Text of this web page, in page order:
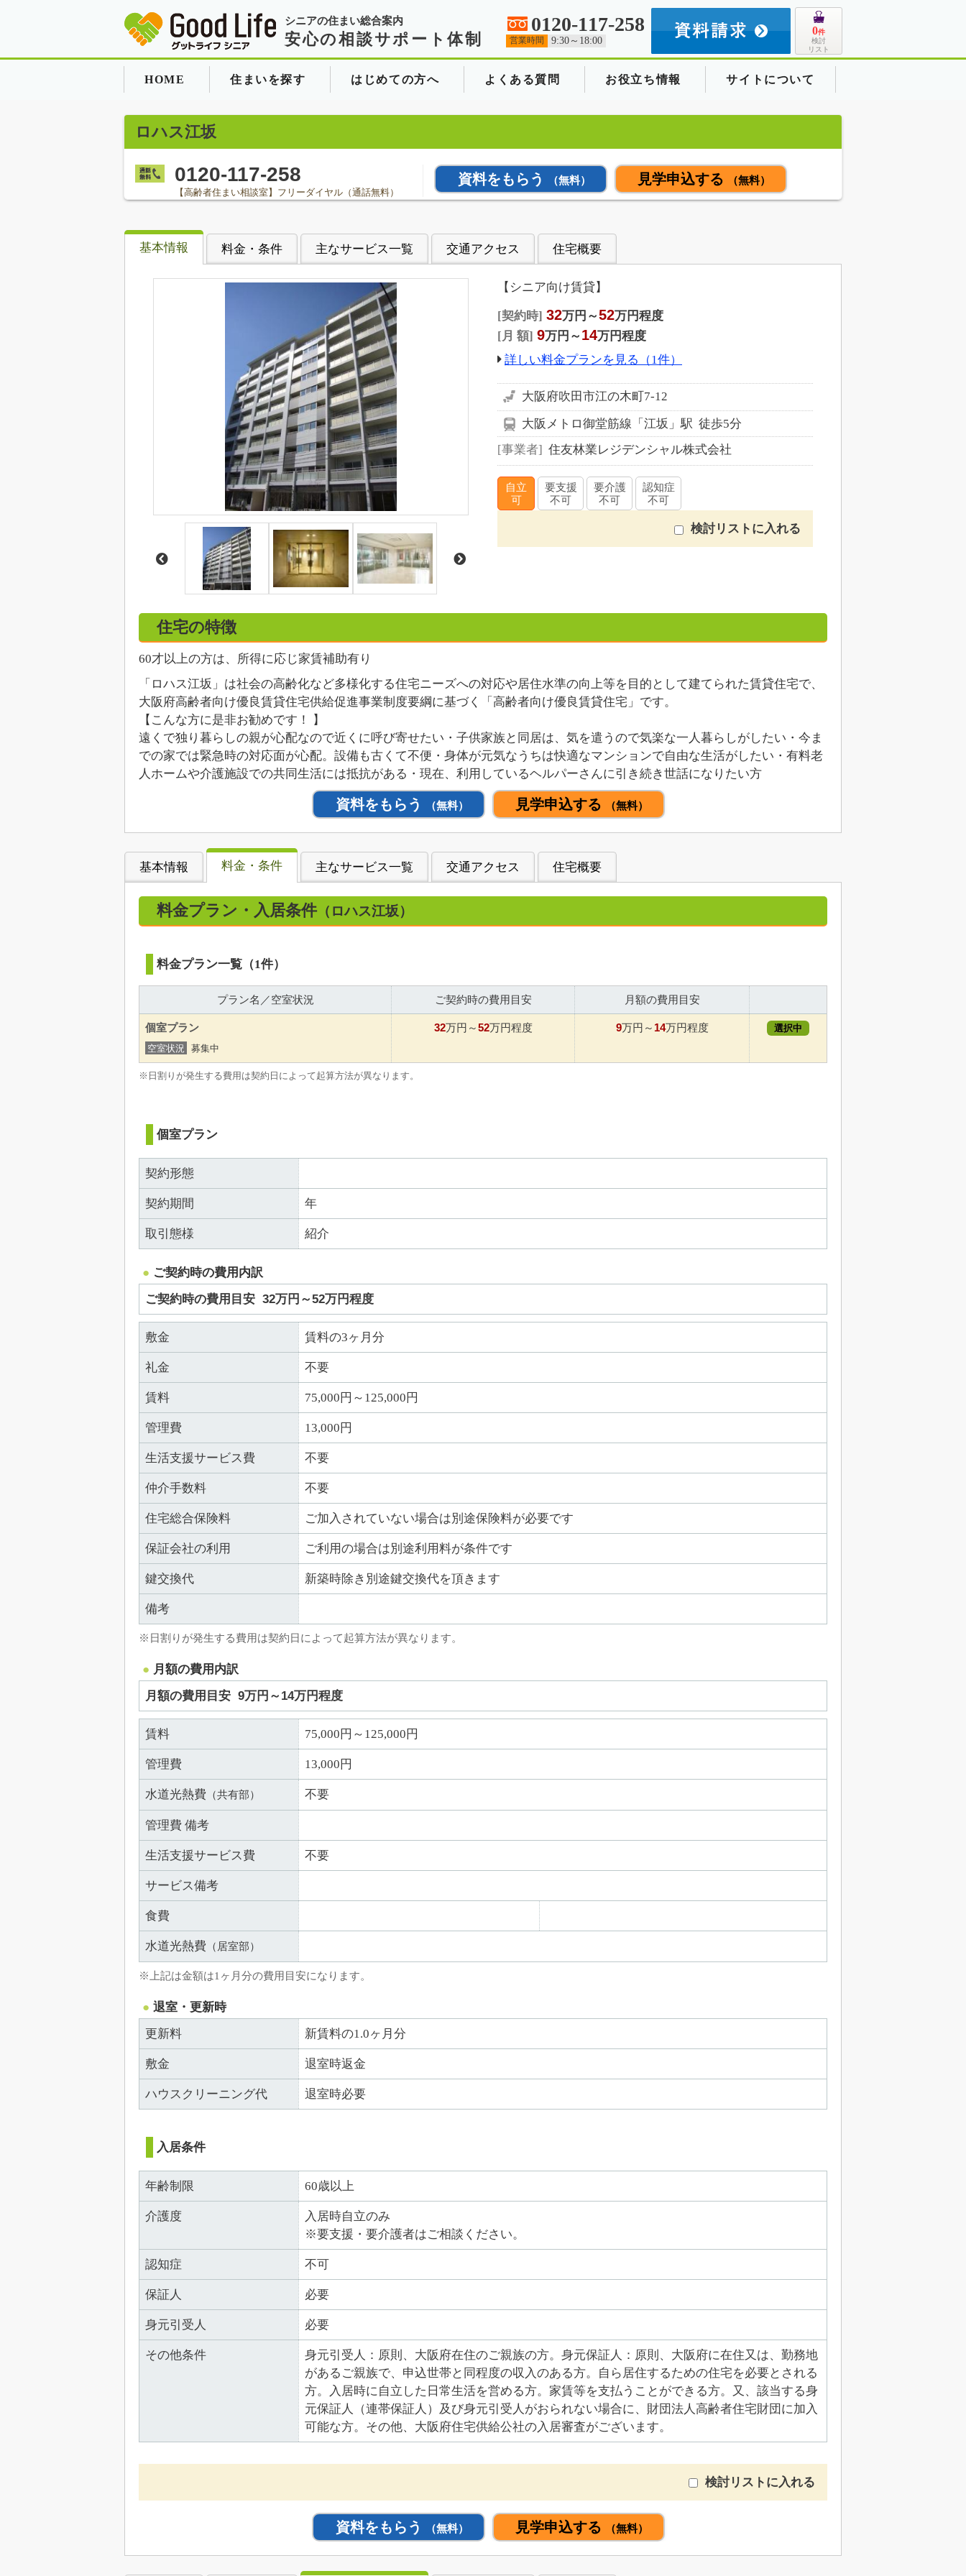
シニアの住まい総合案内
安心の相談サポート体制
0120-117-258
営業時間 9:30～18:00
0件
検討
リスト
HOME 住まいを探す はじめての方へ よくある質問 お役立ち情報 サイトについて
ロハス江坂
0120-117-258
【高齢者住まい相談室】フリーダイヤル（通話無料）
資料をもらう （無料） 見学申込する （無料）
基本情報 料金・条件 主なサービス一覧 交通アクセス 住宅概要
【シニア向け賃貸】
契約時 32万円～52万円程度
月 額 9万円～ 14万円程度
詳しい料金プランを見る（1件）
大阪府吹田市江の木町7-12
大阪メトロ御堂筋線「江坂」駅 徒歩5分
事業者
住友林業レジデンシャル株式会社
自立
可
要支援
不可
要介護
不可
認知症
不可
検討リストに入れる
住宅の特徴
60才以上の方は、所得に応じ家賃補助有り
「ロハス江坂」は社会の高齢化など多様化する住宅ニーズへの対応や居住水準の向上等を目的として建てられた賃貸住宅で、
大阪府高齢者向け優良賃貸住宅供給促進事業制度要綱に基づく「高齢者向け優良賃貸住宅」です。
【こんな方に是非お勧めです！ 】
遠くで独り暮らしの親が心配なので近くに呼び寄せたい・子供家族と同居は、気を遣うので気楽な一人暮らしがしたい・今ま
での家では緊急時の対応面が心配。設備も古くて不便・身体が元気なうちは快適なマンションで自由な生活がしたい・有料老
人ホームや介護施設での共同生活には抵抗がある・現在、利用しているヘルパーさんに引き続き世話になりたい方
資料をもらう （無料） 見学申込する （無料）
基本情報 料金・条件 主なサービス一覧 交通アクセス 住宅概要
料金プラン・入居条件 （ロハス江坂）
料金プラン一覧（1件）
プラン名／空室状況 ご契約時の費用目安 月額の費用目安
個室プラン
空室状況 募集中
32万円～52万円程度 9万円～ 14万円程度 選択中
※日割りが発生する費用は契約日によって起算方法が異なります。
個室プラン
契約形態
契約期間 年
取引態様 紹介
ご契約時の費用内訳
ご契約時の費用目安 32万円～52万円程度
敷金 賃料の3ヶ月分
礼金 不要
賃料 75,000円～125,000円
管理費 13,000円
生活支援サービス費 不要
仲介手数料 不要
住宅総合保険料 ご加入されていない場合は別途保険料が必要です
保証会社の利用 ご利用の場合は別途利用料が条件です
鍵交換代 新築時除き別途鍵交換代を頂きます
備考
※日割りが発生する費用は契約日によって起算方法が異なります。
月額の費用内訳
月額の費用目安 9万円～14万円程度
賃料 75,000円～125,000円
管理費 13,000円
水道光熱費 （共有部） 不要
管理費 備考
生活支援サービス費 不要
サービス備考
食費
水道光熱費 （居室部）
※上記は金額は1ヶ月分の費用目安になります。
退室・更新時
更新料
新賃料の1.0ヶ月分
敷金 退室時返金
ハウスクリーニング代 退室時必要
入居条件
年齢制限 60歳以上
介護度
入居時自立のみ
※要支援・要介護者はご相談ください。
認知症 不可
保証人 必要
身元引受人 必要
その他条件
身元引受人：原則、大阪府在住のご親族の方。身元保証人：原則、大阪府に在住又は、勤務地
があるご親族で、申込世帯と同程度の収入のある方。自ら居住するための住宅を必要とされる
方。入居時に自立した日常生活を営める方。家賃等を支払うことができる方。又、該当する身
元保証人（連帯保証人）及び身元引受人がおられない場合に、財団法人高齢者住宅財団に加入
可能な方。その他、大阪府住宅供給公社の入居審査がございます。
検討リストに入れる
資料をもらう （無料） 見学申込する （無料）